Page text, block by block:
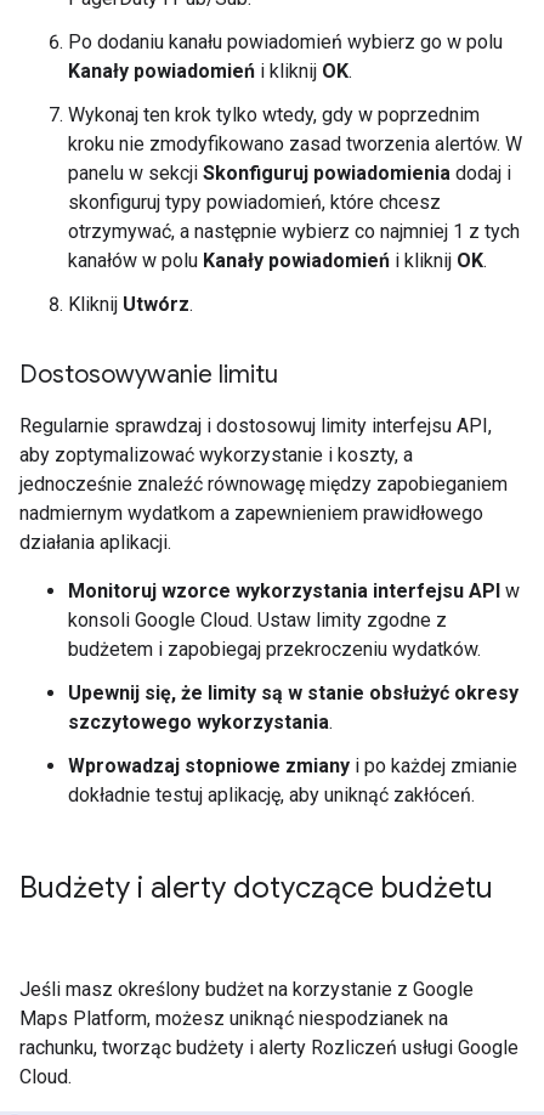
Po dodaniu kanału powiadomień wybierz go w polu
Kanały powiadomień i kliknij OK.
Wykonaj ten krok tylko wtedy, gdy w poprzednim
kroku nie zmodyfikowano zasad tworzenia alertów. W
panelu w sekcji Skonfiguruj powiadomienia dodaj i
skonfiguruj typy powiadomień, które chcesz
otrzymywać, a następnie wybierz co najmniej 1 z tych
kanałów w polu Kanały powiadomień i kliknij OK.
Kliknij Utwórz.
Dostosowywanie limitu
Regularnie sprawdzaj i dostosowuj limity interfejsu API,
aby zoptymalizować wykorzystanie i koszty, a
jednocześnie znaleźć równowagę między zapobieganiem
nadmiernym wydatkom a zapewnieniem prawidłowego
działania aplikacji.
Monitoruj wzorce wykorzystania interfejsu API w
konsoli Google Cloud. Ustaw limity zgodne z
budżetem i zapobiegaj przekroczeniu wydatków.
Upewnij się, że limity są w stanie obsłużyć okresy
szczytowego wykorzystania.
Wprowadzaj stopniowe zmiany i po każdej zmianie
dokładnie testuj aplikację, aby uniknąć zakłóceń.
Budżety i alerty dotyczące budżetu
Jeśli masz określony budżet na korzystanie z Google
Maps Platform, możesz uniknąć niespodzianek na
rachunku, tworząc budżety i alerty Rozliczeń usługi Google
Cloud.